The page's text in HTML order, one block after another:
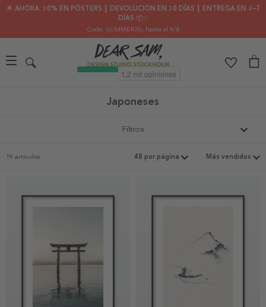
🌟 AHORA: 30% EN PÓSTERS ┃ DEVOLUCIÓN EN 30 DÍAS ┃ ENTREGA EN 2–7
DÍAS 📦✨
Code: SUMMER30, hasta el 9/8
Japoneses
Filtros
19 artículos